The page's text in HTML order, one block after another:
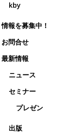
kby
情報を募集中！
お問合せ
最新情報
ニュース
セミナー
プレゼン
出版